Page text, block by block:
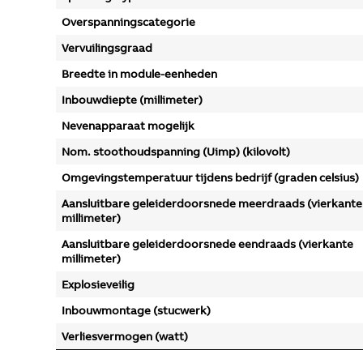
Overspanningscategorie
Vervuilingsgraad
Breedte in module-eenheden
Inbouwdiepte (millimeter)
Nevenapparaat mogelijk
Nom. stoothoudspanning (Uimp) (kilovolt)
Omgevingstemperatuur tijdens bedrijf (graden celsius)
Aansluitbare geleiderdoorsnede meerdraads (vierkante
millimeter)
Aansluitbare geleiderdoorsnede eendraads (vierkante
millimeter)
Explosieveilig
Inbouwmontage (stucwerk)
Verliesvermogen (watt)